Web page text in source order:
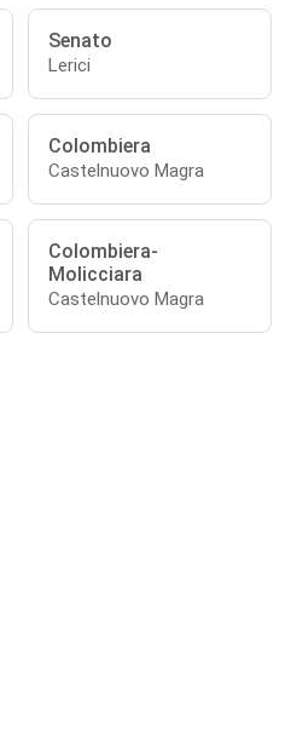
Senato
Lerici
Colombiera
Castelnuovo Magra
Colombiera-
Molicciara
Castelnuovo Magra